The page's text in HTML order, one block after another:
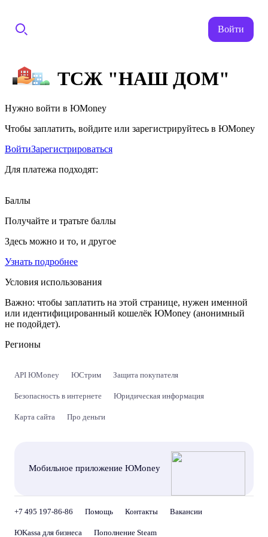
Войти
ТСЖ "НАШ ДОМ"
Нужно войти в ЮMoney
Чтобы заплатить, войдите или зарегистрируйтесь в ЮMoney
ВойтиЗарегистрироваться
Для платежа подходят:
Баллы
Получайте и тратьте баллы
Здесь можно и то, и другое
Узнать подробнее
Условия использования
Важно: чтобы заплатить на этой странице, нужен именной
или идентифицированный кошелёк ЮMoney (анонимный
не подойдет).
Регионы
API ЮMoney ЮСтрим Защита покупателя
Безопасность в интернете Юридическая информация
Карта сайта Про деньги
Мобильное приложение ЮMoney
+7 495 197-86-86 Помощь Контакты Вакансии
ЮKassa для бизнеса Пополнение Steam